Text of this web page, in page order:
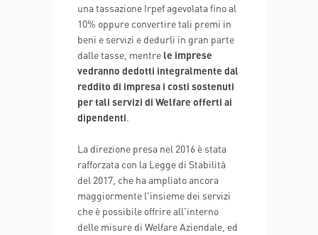
una tassazione Irpef agevolata fino al
10% oppure convertire tali premi in
beni e servizi e dedurli in gran parte
dalle tasse, mentre le imprese
vedranno dedotti integralmente dal
reddito di impresa i costi sostenuti
per tali servizi di Welfare offerti ai
dipendenti.
La direzione presa nel 2016 è stata
rafforzata con la Legge di Stabilità
del 2017, che ha ampliato ancora
maggiormente l'insieme dei servizi
che è possibile offrire all'interno
delle misure di Welfare Aziendale, ed